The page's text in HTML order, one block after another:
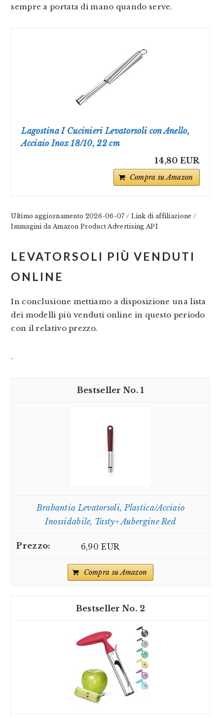
sempre a portata di mano quando serve.
Lagostina I Cucinieri Levatorsoli con Anello,
Acciaio Inox 18/10, 22 cm
14,80 EUR
Compra su Amazon
Ultimo aggiornamento 2026-06-07 / Link di affiliazione /
Immagini da Amazon Product Advertising API
LEVATORSOLI PIÙ VENDUTI
ONLINE
In conclusione mettiamo a disposizione una lista
dei modelli più venduti online in questo periodo
con il relativo prezzo.
.
1
Brabantia Levatorsoli, Plastica/Acciaio
Inossidabile, Tasty+ Aubergine Red
6,90 EUR
Compra su Amazon
2